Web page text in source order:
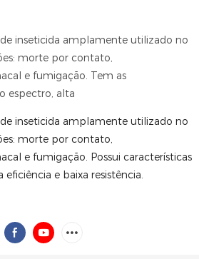
inseticida amplamente utilizado no
morte por contato,
e fumigação. Tem as
espectro, alta
inseticida amplamente utilizado no
morte por contato,
e fumigação. Possui características
e baixa resistência.